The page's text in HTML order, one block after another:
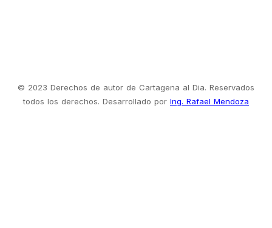
© 2023 Derechos de autor de Cartagena al Dia. Reservados
todos los derechos. Desarrollado por Ing. Rafael Mendoza